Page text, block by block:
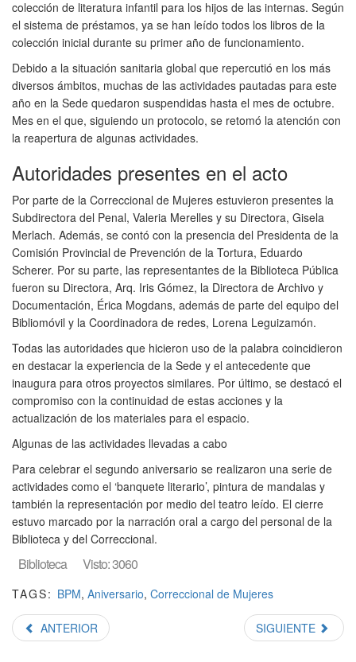
colección de literatura infantil para los hijos de las internas. Según
el sistema de préstamos, ya se han leído todos los libros de la
colección inicial durante su primer año de funcionamiento.
Debido a la situación sanitaria global que repercutió en los más
diversos ámbitos, muchas de las actividades pautadas para este
año en la Sede quedaron suspendidas hasta el mes de octubre.
Mes en el que, siguiendo un protocolo, se retomó la atención con
la reapertura de algunas actividades.
Autoridades presentes en el acto
Por parte de la Correccional de Mujeres estuvieron presentes la
Subdirectora del Penal, Valeria Merelles y su Directora, Gisela
Merlach. Además, se contó con la presencia del Presidenta de la
Comisión Provincial de Prevención de la Tortura, Eduardo
Scherer. Por su parte, las representantes de la Biblioteca Pública
fueron su Directora, Arq. Iris Gómez, la Directora de Archivo y
Documentación, Érica Mogdans, además de parte del equipo del
Bibliomóvil y la Coordinadora de redes, Lorena Leguizamón.
Todas las autoridades que hicieron uso de la palabra coincidieron
en destacar la experiencia de la Sede y el antecedente que
inaugura para otros proyectos similares. Por último, se destacó el
compromiso con la continuidad de estas acciones y la
actualización de los materiales para el espacio.
Algunas de las actividades llevadas a cabo
Para celebrar el segundo aniversario se realizaron una serie de
actividades como el ‘banquete literario’, pintura de mandalas y
también la representación por medio del teatro leído. El cierre
estuvo marcado por la narración oral a cargo del personal de la
Biblioteca y del Correccional.
Biblioteca Visto: 3060
TAGS: BPM, Aniversario, Correccional de Mujeres
ANTERIOR SIGUIENTE